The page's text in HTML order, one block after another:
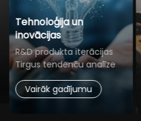
Tehnoloģija un
inovācijas
R&D produkta iterācijas
Tirgus tendenču analīze
Vairāk gadījumu